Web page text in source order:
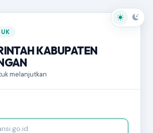
KABUPATEN
melanjutkan